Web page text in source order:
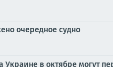
очередное судно
в октябре могут